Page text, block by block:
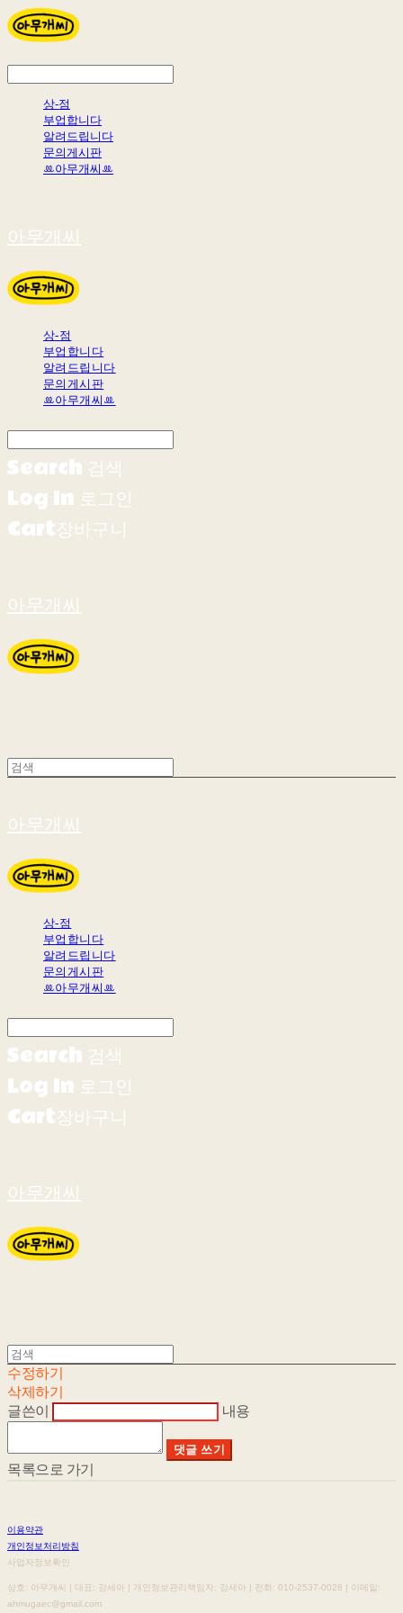
상-점
부업합니다
알려드립니다
문의게시판
ꔛ아무개씨ꔛ
아무개씨
상-점
부업합니다
알려드립니다
문의게시판
ꔛ아무개씨ꔛ
Search 검색
Log In 로그인
Cart장바구니
아무개씨
아무개씨
상-점
부업합니다
알려드립니다
문의게시판
ꔛ아무개씨ꔛ
Search 검색
Log In 로그인
Cart장바구니
아무개씨
수정하기
삭제하기
글쓴이
내용
댓글 쓰기
목록으로 가기
이용약관
개인정보처리방침
사업자정보확인
상호: 아무개씨 | 대표: 강세아 | 개인정보관리책임자: 강세아 | 전화: 010-2537-0028 | 이메일:
ahmugaec@gmail.com